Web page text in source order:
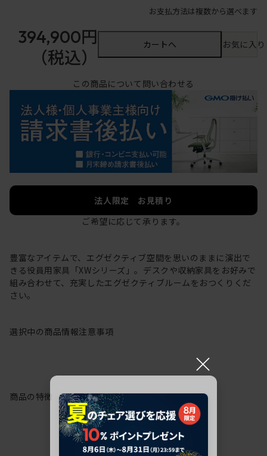
お支払方法は複数から選べます
394,900円
（税込）
カートへ お気に入
この商品について問い合わせる
法人限定 お見積り
ご希望に応じて承ります。
豊富なアイテムで、エグゼクティブ空間を思いのままに演出で
きる役員用家具「XWシリーズ」。デスクや収納家具をお好みで
組み合わせて、充実したエグゼクティブルームをおつくりくだ
さい。
選択中の商品情報注意事項
商品の特徴
×